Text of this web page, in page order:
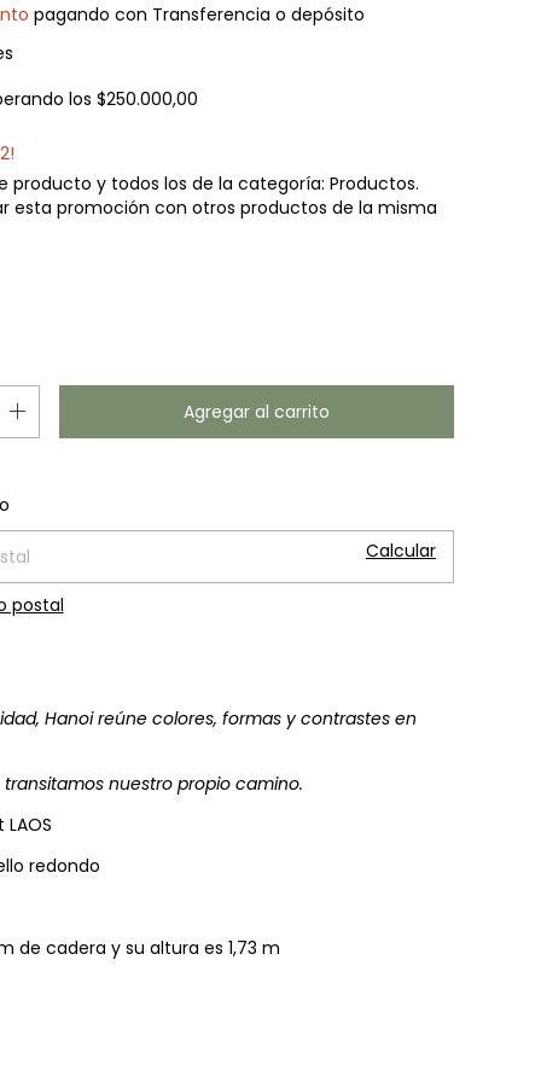
pagando con Transferencia o depósito
los $250.000,00
producto y todos los de la categoría: Productos.
esta promoción con otros productos de la misma
Calcular
postal
Hanoi reúne colores, formas y contrastes en
nuestro propio camino.
redondo
de cadera y su altura es 1,73 m